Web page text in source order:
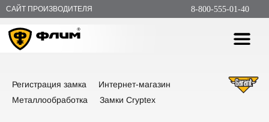
САЙТ ПРОИЗВОДИТЕЛЯ 8-800-555-01-40
Регистрация замка
Интернет-магазин
Металлообработка
Замки Cryptex